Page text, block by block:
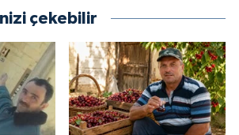
çekebilir